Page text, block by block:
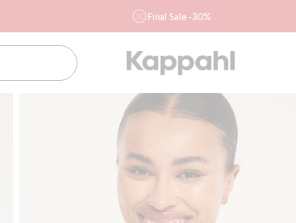
Final Sale -30%
ofertę, również z działu outlet do 10.8 w sklepach Kappahl i
Newbie oraz na kappahl.com. Ofert nie łączymy
Mężczyzna
Dziecko
Newbie